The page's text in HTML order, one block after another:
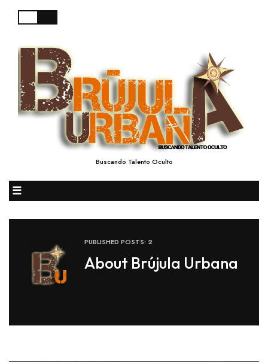
Buscando Talento Oculto
☰
PUBLISHED POSTS: 2
About Brújula Urbana